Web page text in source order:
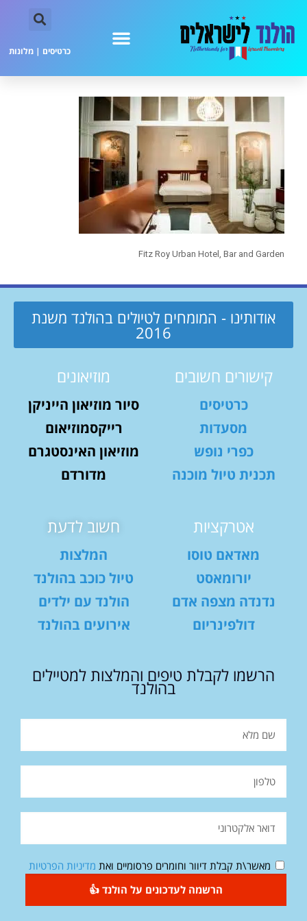
כרטיסים | מלונות
Fitz Roy Urban Hotel, Bar and Garden
אודותינו - המומחים לטיולים בהולנד משנת
2016
קישורים חשובים
כרטיסים
מסעדות
כפרי נופש
תכנית טיול מוכנה
מוזיאונים
סיור מוזיאון הייניקן
רייקסמוזיאום
מוזיאון האינסטגרם
מדורדם
אטרקציות
מאדאם טוסו
יורומאסט
נדנדה מצפה אדם
דולפינריום
חשוב לדעת
המלצות
טיול כוכב בהולנד
הולנד עם ילדים
אירועים בהולנד
הרשמו לקבלת טיפים והמלצות למטיילים
בהולנד
מאשר\ת קבלת דיוור וחומרים פרסומיים ואת מדיניות הפרטיות
הרשמה לעדכונים על הולנד 👍